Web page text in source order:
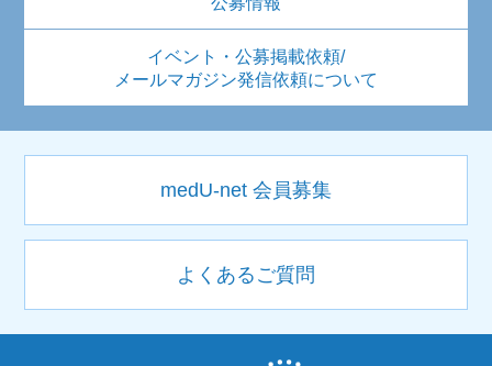
イベント・公募掲載依頼/
メールマガジン発信依頼について
medU-net 会員募集
よくあるご質問